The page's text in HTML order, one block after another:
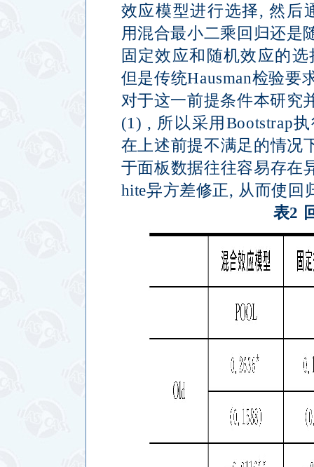
效应模型进行选择,然后
用混合最小二乘回归还是
固定效应和随机效应的选
但是传统Hausman检验要
对于这一前提条件本研究
(1) , 所以采用Bootstrap
在上述前提不满足的情况
于面板数据往往容易存在
hite异方差修正, 从而使回
表2